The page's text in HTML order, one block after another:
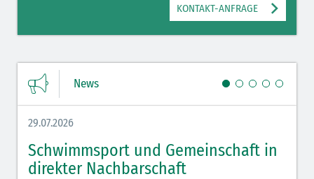
KONTAKT-ANFRAGE
News
29.07.2026
Schwimmsport und Gemeinschaft in
direkter Nachbarschaft